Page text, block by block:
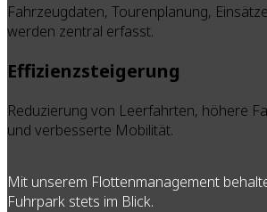
Fahrzeugdaten, Tourenplanung,
werden zentral erfasst.
Effizienzsteigerung
Reduzierung von Leerfahrten, höhere
und verbesserte Mobilität.
Mit unserem Flottenmanagement
Fuhrpark stets im Blick.